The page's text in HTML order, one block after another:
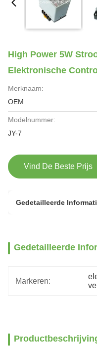
High Power 5W
Elektronische
Merknaam:
OEM
Modelnummer:
JY-7
Vind De Beste Prijs
Gedetailleerde
Gedetailleerde
Markeren: